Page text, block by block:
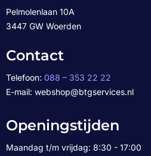
Pelmolenlaan 10A
3447 GW Woerden
Contact
Telefoon: 088 – 353 22 22
E-mail: webshop@btgservices.nl
Openingstijden
Maandag t/m vrijdag: 8:30 - 17:00